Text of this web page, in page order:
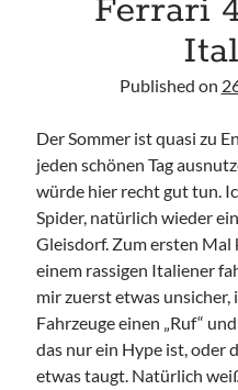
TuningSzeneGraz
Camry Gen3
Ferrari
Published on
Der Sommer ist quasi zu
jeden schönen Tag
würde hier recht gut tun.
Spider, natürlich wieder
Gleisdorf. Zum ersten
einem rassigen Italiener
mir zuerst etwas
Fahrzeuge einen „Ruf“
das nur ein Hype ist, oder
etwas taugt. Natürlich